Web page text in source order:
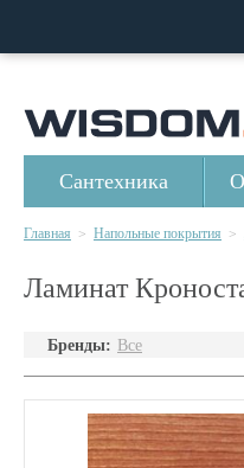
Сантехника
Главная > Напольные покрытия >
Ламинат
Бренды: Все